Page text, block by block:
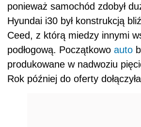
ponieważ samochód zdobył
Hyundai i30 był konstrukcją
Ceed, z którą miedzy innymi
podłogową. Początkowo auto
produkowane w nadwoziu
Rok później do oferty